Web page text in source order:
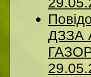
ДЗЗА